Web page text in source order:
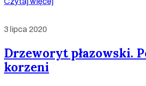
3 lipca 2020
Drzeworyt płazowski.
korzeni